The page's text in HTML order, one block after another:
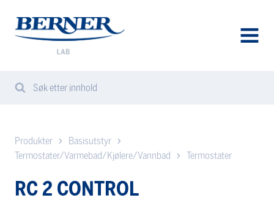
Berner
Lab
Search
Søk etter innhold
Produkter
Basisutstyr
Termostater/Varmebad/Kjølere/Vannbad
Termostater
RC 2 CONTROL